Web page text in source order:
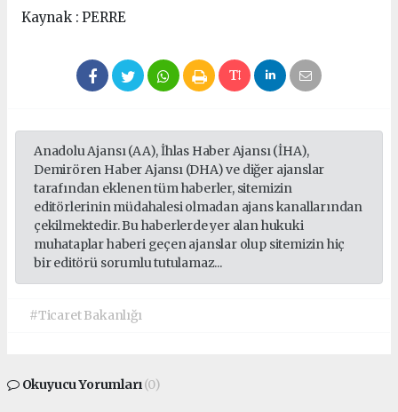
Kaynak : PERRE
Anadolu Ajansı (AA), İhlas Haber Ajansı (İHA),
Demirören Haber Ajansı (DHA) ve diğer ajanslar
tarafından eklenen tüm haberler, sitemizin
editörlerinin müdahalesi olmadan ajans kanallarından
çekilmektedir. Bu haberlerde yer alan hukuki
muhataplar haberi geçen ajanslar olup sitemizin hiç
bir editörü sorumlu tutulamaz...
#Ticaret Bakanlığı
Okuyucu Yorumları(0)